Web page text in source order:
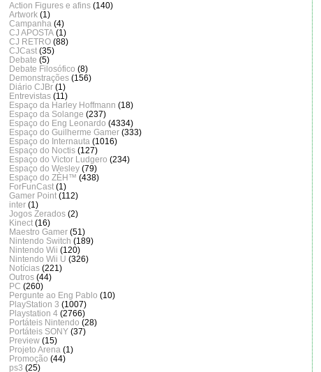
Action Figures e afins (140)
Artwork (1)
Campanha (4)
CJ APOSTA (1)
CJ RETRO (88)
CJCast (35)
Debate (5)
Debate Filosófico (8)
Demonstrações (156)
Diário CJBr (1)
Entrevistas (11)
Espaço da Harley Hoffmann (18)
Espaço da Solange (237)
Espaço do Eng Leonardo (4334)
Espaço do Guilherme Gamer (333)
Espaço do Internauta (1016)
Espaço do Noctis (127)
Espaço do Victor Ludgero (234)
Espaço do Wesley (79)
Espaço do ZÈH™ (438)
ForFunCast (1)
Gamer Point (112)
inter (1)
Jogos Zerados (2)
Kinect (16)
Maestro Gamer (51)
Nintendo Switch (189)
Nintendo Wii (120)
Nintendo Wii U (326)
Notícias (221)
Outros (44)
PC (260)
Pergunte ao Eng Pablo (10)
PlayStation 3 (1007)
Playstation 4 (2766)
Portáteis Nintendo (28)
Portáteis SONY (37)
Preview (15)
Projeto Arena (1)
Promoção (44)
ps3 (25)